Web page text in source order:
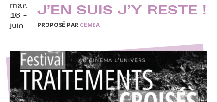
mar.
16 -
juin
J’EN SUIS J’Y RESTE !
PROPOSÉ PAR CEMEA